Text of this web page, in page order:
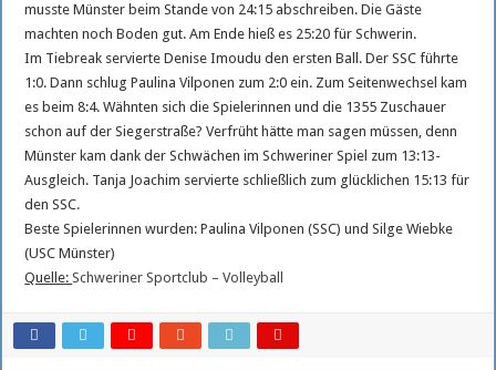
musste Münster beim Stande von 24:15 abschreiben. Die Gäste
machten noch Boden gut. Am Ende hieß es 25:20 für Schwerin.
Im Tiebreak servierte Denise Imoudu den ersten Ball. Der SSC führte
1:0. Dann schlug Paulina Vilponen zum 2:0 ein. Zum Seitenwechsel kam
es beim 8:4. Wähnten sich die Spielerinnen und die 1355 Zuschauer
schon auf der Siegerstraße? Verfrüht hätte man sagen müssen, denn
Münster kam dank der Schwächen im Schweriner Spiel zum 13:13-
Ausgleich. Tanja Joachim servierte schließlich zum glücklichen 15:13 für
den SSC.
Beste Spielerinnen wurden: Paulina Vilponen (SSC) und Silge Wiebke
(USC Münster)
Quelle:Schweriner Sportclub – Volleyball